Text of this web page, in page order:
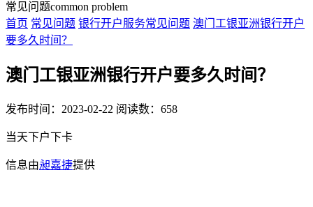
常见问题common problem
首页 常见问题 银行开户服务常见问题 澳门工银亚洲银行开户
要多久时间？
澳门工银亚洲银行开户要多久时间？
发布时间：2023-02-22 阅读数：658
当天下户下卡
信息由昶嘉捷提供